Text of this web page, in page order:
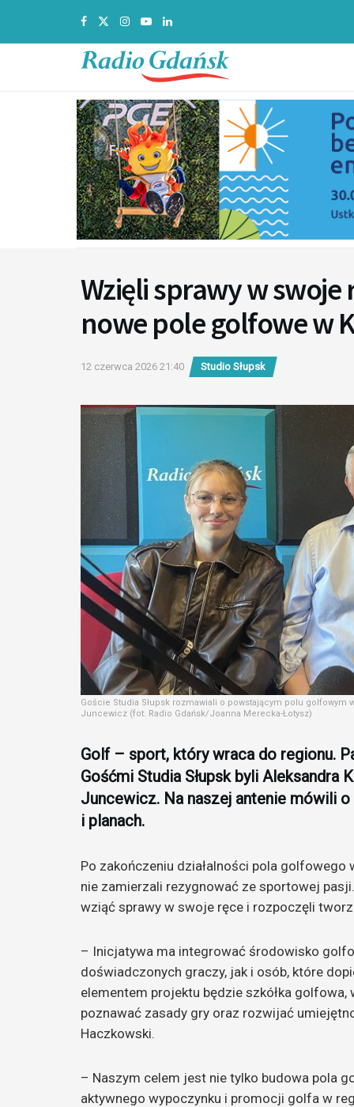
Wzięli sprawy w swoje
nowe pole golfowe w
12 czerwca 2026 21:40 Studio Słupsk
Goście Studia Słupsk rozmawiali o powstającym polu golfowym
Juncewicz (fot. Radio Gdańsk/Joanna Merecka-Łotysz)
Golf – sport, który wraca do regionu.
Gośćmi Studia Słupsk byli Aleksandra
Juncewicz. Na naszej antenie mówili
i planach.
Po zakończeniu działalności pola
nie zamierzali rezygnować ze sportowej
wziąć sprawy w swoje ręce i rozpoczęli
– Inicjatywa ma integrować środowisko
doświadczonych graczy, jak i osób, które
elementem projektu będzie szkółka
poznawać zasady gry oraz rozwijać
Haczkowski.
– Naszym celem jest nie tylko budowa pola
aktywnego wypoczynku i promocji golfa w